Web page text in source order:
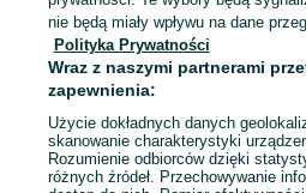
Mapa kategorii
Mapa miejscowości
Mapa ministron
Popularne wyszukiwania
nie będą miały wpływu na dane
Polityka Prywatności
Wraz z naszymi partnerami
zapewnienia:
Użycie dokładnych danych
skanowanie charakterystyki
Rozumienie odbiorców dzięki
różnych źródeł. Przechowywanie